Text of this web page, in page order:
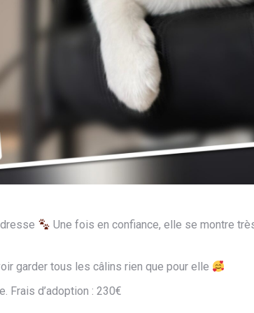
Une fois en confiance, elle se montre
garder tous les câlins rien que pour elle
d’adoption : 230€